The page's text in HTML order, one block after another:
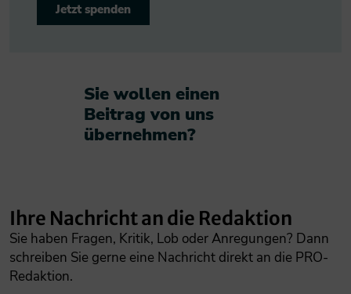
Jetzt spenden
Sie wollen einen
Beitrag von uns
übernehmen?​
Ihre Nachricht an die Redaktion
Sie haben Fragen, Kritik, Lob oder Anregungen? Dann
schreiben Sie gerne eine Nachricht direkt an die PRO-
Redaktion.